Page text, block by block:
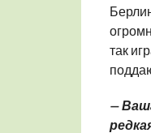
так
—